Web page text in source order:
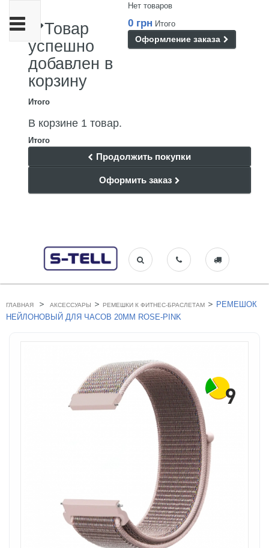
Нет товаров
0 грн Итого
Оформление заказа
Товар
успешно
добавлен в
корзину
Итого
В корзине 1 товар.
Итого
Продолжить покупки
Оформить заказ
Переключить
навигации
ГЛАВНАЯ > АКСЕССУАРЫ > РЕМЕШКИ К ФИТНЕС-БРАСЛЕТАМ > РЕМЕШОК
НЕЙЛОНОВЫЙ ДЛЯ ЧАСОВ 20MM ROSE-PINK